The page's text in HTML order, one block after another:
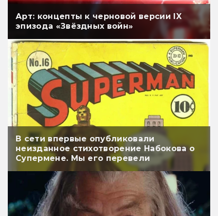
Арт: концепты к черновой версии IX
эпизода «Звёздных войн»
В сети впервые опубликовали
неизданное стихотворение Набокова о
Супермене. Мы его перевели